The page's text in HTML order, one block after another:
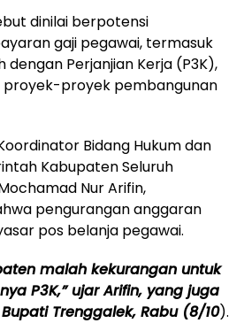
dinilai berpotensi
gaji pegawai, termasuk
dengan Perjanjian Kerja (P3K),
proyek pembangunan
Bidang Hukum dan
Kabupaten Seluruh
Nur Arifin,
pengurangan anggaran
pos belanja pegawai.
malah kekurangan untuk
P3K,” ujar Arifin, yang juga
Trenggalek, Rabu (8/10).